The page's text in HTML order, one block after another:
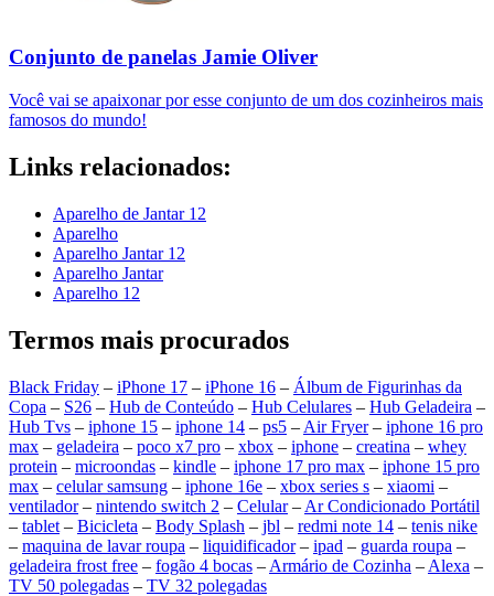
Conjunto de panelas Jamie Oliver
Você vai se apaixonar por esse conjunto de um dos cozinheiros mais
famosos do mundo!
Links relacionados:
Aparelho de Jantar 12
Aparelho
Aparelho Jantar 12
Aparelho Jantar
Aparelho 12
Termos mais procurados
Black Friday – iPhone 17 – iPhone 16 – Álbum de Figurinhas da
Copa – S26 – Hub de Conteúdo – Hub Celulares – Hub Geladeira –
Hub Tvs – iphone 15 – iphone 14 – ps5 – Air Fryer– iphone 16 pro
max – geladeira – poco x7 pro – xbox – iphone – creatina – whey
protein – microondas – kindle – iphone 17 pro max – iphone 15 pro
max – celular samsung – iphone 16e – xbox series s – xiaomi –
ventilador– nintendo switch 2 – Celular– Ar Condicionado Portátil
– tablet – Bicicleta – Body Splash – jbl – redmi note 14 – tenis nike
– maquina de lavar roupa – liquidificador– ipad – guarda roupa –
geladeira frost free – fogão 4 bocas – Armário de Cozinha – Alexa –
TV 50 polegadas – TV 32 polegadas